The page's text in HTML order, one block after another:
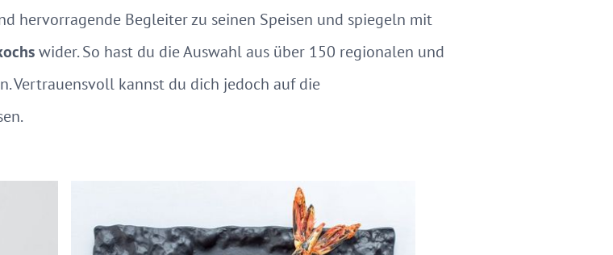
hervorragende Begleiter zu seinen Speisen und spiegeln mit
wider. So hast du die Auswahl aus über 150 regionalen und
Vertrauensvoll kannst du dich jedoch auf die